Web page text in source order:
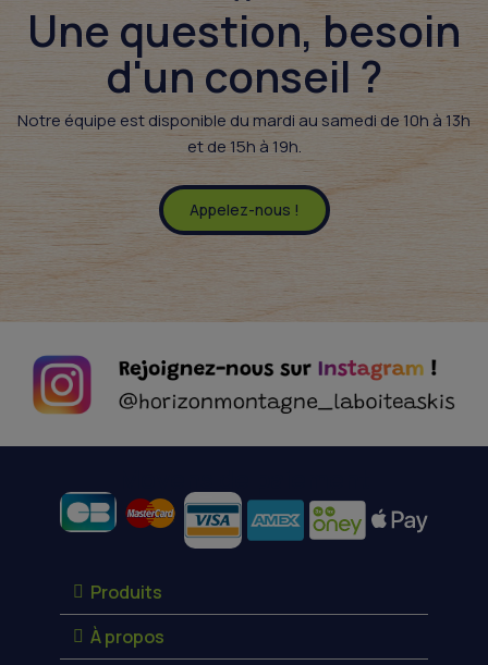
Une question, besoin
d'un conseil ?​
Notre équipe est disponible du mardi au samedi de 10h à 13h
et de 15h à 19h.
Appelez-nous !
Produits
À propos